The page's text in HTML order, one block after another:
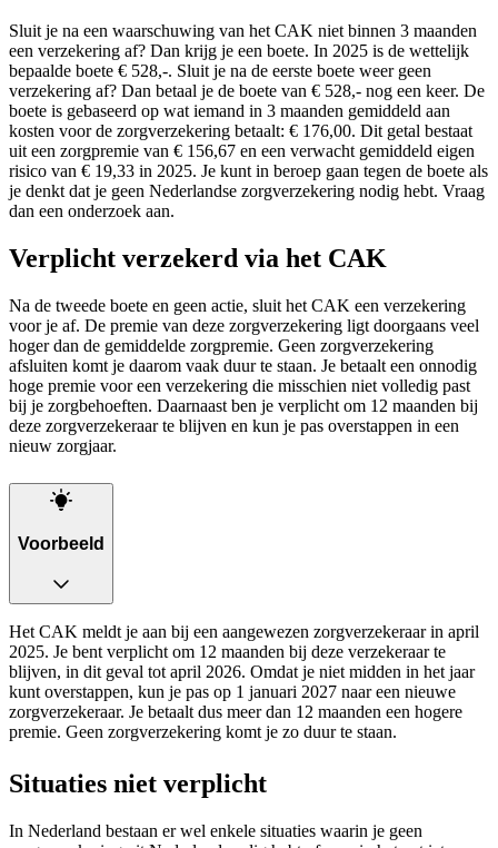
Sluit je na een waarschuwing van het CAK niet binnen 3 maanden
een verzekering af? Dan krijg je een boete. In 2025 is de wettelijk
bepaalde boete € 528,-. Sluit je na de eerste boete weer geen
verzekering af? Dan betaal je de boete van € 528,- nog een keer. De
boete is gebaseerd op wat iemand in 3 maanden gemiddeld aan
kosten voor de zorgverzekering betaalt: € 176,00. Dit getal bestaat
uit een zorgpremie van € 156,67 en een verwacht gemiddeld eigen
risico van € 19,33 in 2025. Je kunt in beroep gaan tegen de boete als
je denkt dat je geen Nederlandse zorgverzekering nodig hebt. Vraag
dan een onderzoek aan.
Verplicht verzekerd via het CAK
Na de tweede boete en geen actie, sluit het CAK een verzekering
voor je af. De premie van deze zorgverzekering ligt doorgaans veel
hoger dan de gemiddelde zorgpremie. Geen zorgverzekering
afsluiten komt je daarom vaak duur te staan. Je betaalt een onnodig
hoge premie voor een verzekering die misschien niet volledig past
bij je zorgbehoeften. Daarnaast ben je verplicht om 12 maanden bij
deze zorgverzekeraar te blijven en kun je pas overstappen in een
nieuw zorgjaar.
Voorbeeld
Het CAK meldt je aan bij een aangewezen zorgverzekeraar in april
2025. Je bent verplicht om 12 maanden bij deze verzekeraar te
blijven, in dit geval tot april 2026. Omdat je niet midden in het jaar
kunt overstappen, kun je pas op 1 januari 2027 naar een nieuwe
zorgverzekeraar. Je betaalt dus meer dan 12 maanden een hogere
premie. Geen zorgverzekering komt je zo duur te staan.
Situaties niet verplicht
In Nederland bestaan er wel enkele situaties waarin je geen